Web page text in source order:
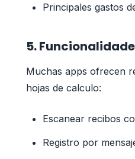
Principales gastos
5.
Muchas apps ofrecen
hojas de calculo:
Escanear recibos
Registro por